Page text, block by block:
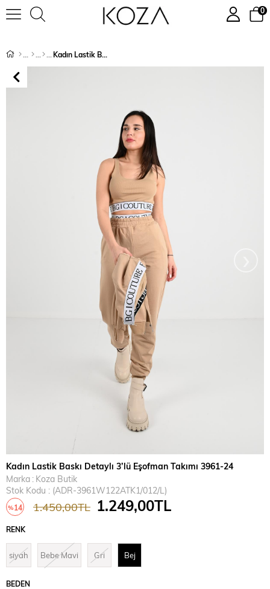
0
Kadın Lastik Baskı Detaylı 3’lü Eşofman Takımı 3961-24
Kadın Lastik Baskı Detaylı 3’lü Eşofman Takımı 3961-24
Marka : Koza Butik
Stok Kodu
(ADR-3961W122ATK1/012/L)
%14
İndirim
1.450,00TL 1.249,00TL
RENK
siyah Bebe Mavi Gri Bej
BEDEN